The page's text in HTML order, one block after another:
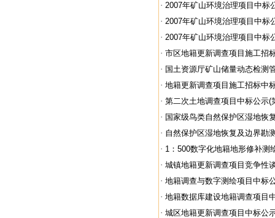
· 2007年矿山环境治理项目中标
· 2007年矿山环境治理项目中标
· 2007年矿山环境治理项目中标
· 市区地籍更新调查项目施工招
· 国土资源厅矿山储量动态检测
· 地籍更新调查项目施工招标中
· 第二次土地调查项目中标公示(
· 国家级鸟类自然保护区湿地恢
· 自然保护区湿地恢复及边界勘
· 1：500数字化地籍地形修补测
· 城镇地籍更新调查项目竞争性
· 地籍调查与数字测绘项目中标
· 地籍数据库建设地籍调查项目
· 城区地籍更新调查项目中标公